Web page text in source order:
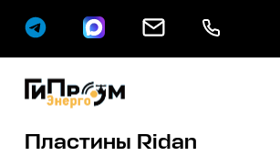
Пластины Ridan